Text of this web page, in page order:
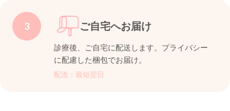
3 ご自宅へお届け
診療後、ご自宅に配送します。プライバシー
に配慮した梱包でお届け。
配送：最短翌日